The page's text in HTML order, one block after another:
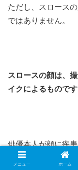
ただし、スロース
ではありません。
スロースの顔は、
イクによるものです
俳優本人が顔に疾
ャラクターとして
メニュー ホーム